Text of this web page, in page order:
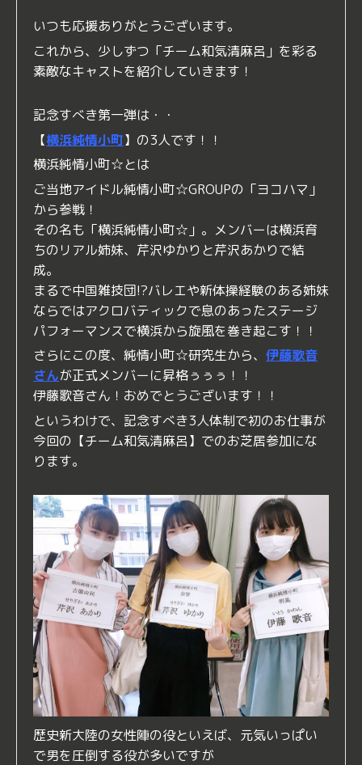
いつも応援ありがとうございます。
これから、少しずつ「チーム和気清麻呂」を彩る
素敵なキャストを紹介していきます！
記念すべき第一弾は・・
【横浜純情小町】の3人です！！
横浜純情小町☆とは
ご当地アイドル純情小町☆GROUPの「ヨコハマ」
から参戦！
その名も「横浜純情小町☆」。メンバーは横浜育
ちのリアル姉妹、芹沢ゆかりと芹沢あかりで結
成。
まるで中国雑技団!?バレエや新体操経験のある姉妹
ならではアクロバティックで息のあったステージ
パフォーマンスで横浜から旋風を巻き起こす！！
さらにこの度、純情小町☆研究生から、 伊藤歌音
さんが正式メンバーに昇格ぅぅぅ！！
伊藤歌音さん！おめでとうございます！！
というわけで、記念すべき3人体制で初のお仕事が
今回の【チーム和気清麻呂】でのお芝居参加にな
ります。
歴史新大陸の女性陣の役といえば、元気いっぱい
で男を圧倒する役が多いですが